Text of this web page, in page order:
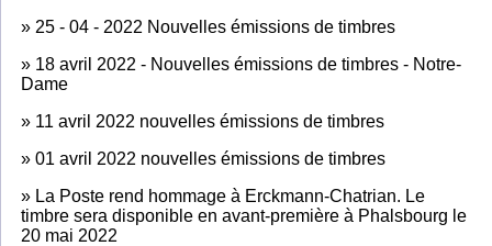
» 25 - 04 - 2022 Nouvelles émissions de timbres
» 18 avril 2022 - Nouvelles émissions de timbres - Notre-
Dame
» 11 avril 2022 nouvelles émissions de timbres
» 01 avril 2022 nouvelles émissions de timbres
» La Poste rend hommage à Erckmann-Chatrian. Le
timbre sera disponible en avant-première à Phalsbourg le
20 mai 2022